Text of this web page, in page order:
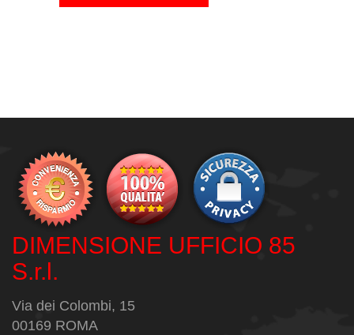
DIMENSIONE UFFICIO 85
S.r.l.
Via dei Colombi, 15
00169 ROMA